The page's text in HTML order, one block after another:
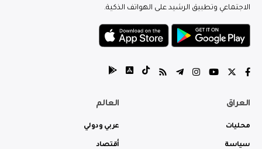
الاجتماعي وتطبيق الرشيد على الهواتف الذكية.
العراق
محليات
سياسة
العالم
عربي ودولي
أقتصاد